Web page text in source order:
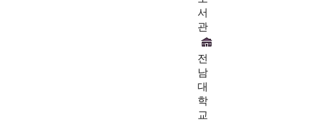
서
관
전
남
대
학
교